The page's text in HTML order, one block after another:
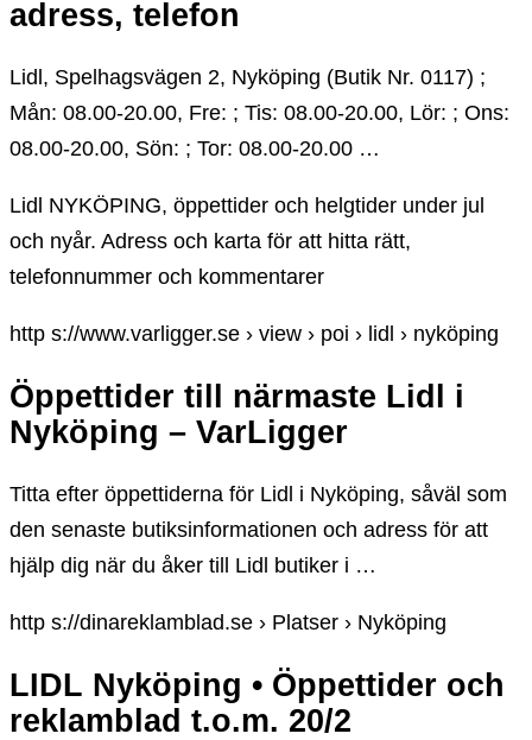
adress, telefon
Lidl, Spelhagsvägen 2, Nyköping (Butik Nr. 0117) ;
Mån: 08.00-20.00, Fre: ; Tis: 08.00-20.00, Lör: ; Ons:
08.00-20.00, Sön: ; Tor: 08.00-20.00 …
Lidl NYKÖPING, öppettider och helgtider under jul
och nyår. Adress och karta för att hitta rätt,
telefonnummer och kommentarer
http s://www.varligger.se › view › poi › lidl › nyköping
Öppettider till närmaste Lidl i
Nyköping – VarLigger
Titta efter öppettiderna för Lidl i Nyköping, såväl som
den senaste butiksinformationen och adress för att
hjälp dig när du åker till Lidl butiker i …
http s://dinareklamblad.se › Platser › Nyköping
LIDL Nyköping • Öppettider och
reklamblad t.o.m. 20/2